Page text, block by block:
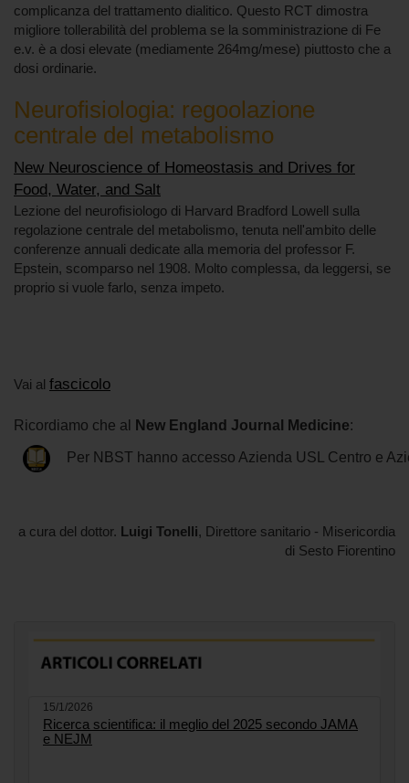
complicanza del trattamento dialitico. Questo RCT dimostra
migliore tollerabilità del problema se la somministrazione di Fe
e.v. è a dosi elevate (mediamente 264mg/mese) piuttosto che a
dosi ordinarie.
Neurofisiologia: regoolazione
centrale del metabolismo
New Neuroscience of Homeostasis and Drives for
Food, Water, and Salt
Lezione del neurofisiologo di Harvard Bradford Lowell sulla
regolazione centrale del metabolismo, tenuta nell'ambito delle
conferenze annuali dedicate alla memoria del professor F.
Epstein, scomparso nel 1908. Molto complessa, da leggersi, se
proprio si vuole farlo, senza impeto.
Vai al fascicolo
Ricordiamo che al New England Journal Medicine:
Per NBST hanno accesso Azienda USL Centro e
a cura del dottor. Luigi Tonelli, Direttore sanitario - Misericordia
di Sesto Fiorentino
15/1/2026
Ricerca scientifica: il meglio del 2025 secondo JAMA
e NEJM